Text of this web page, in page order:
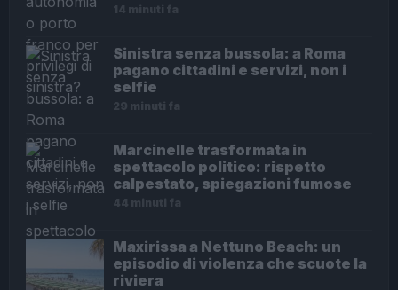
14 minuti fa
Sinistra senza bussola: a Roma
pagano cittadini e servizi, non i
selfie
29 minuti fa
Marcinelle trasformata in
spettacolo politico: rispetto
calpestato, spiegazioni fumose
44 minuti fa
Maxirissa a Nettuno Beach: un
episodio di violenza che scuote la
riviera